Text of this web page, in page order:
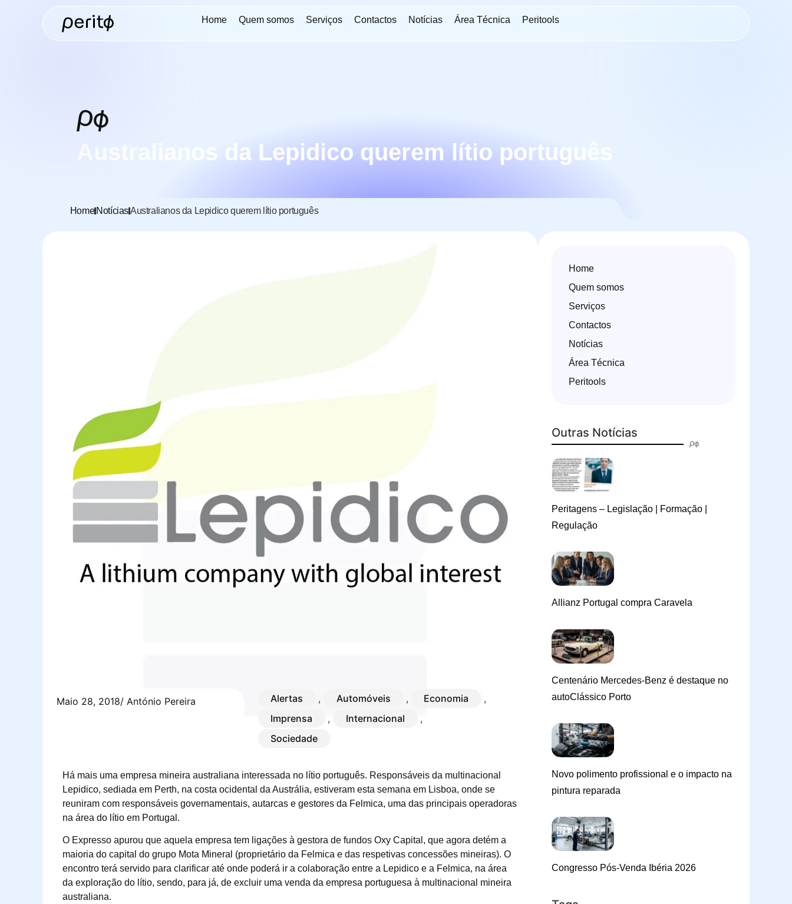
Home Quem somos Serviços Contactos Notícias Área Técnica Peritools
Australianos da Lepidico querem lítio português
Home NotíciasAustralianos da Lepidico querem lítio português
Maio 28, 2018/ António Pereira Alertas , Automóveis , Economia
,
Imprensa
, Internacional
,
Sociedade
Há mais uma empresa mineira australiana interessada no lítio português. Responsáveis da multinacional
Lepidico, sediada em Perth, na costa ocidental da Austrália, estiveram esta semana em Lisboa, onde se
reuniram com responsáveis governamentais, autarcas e gestores da Felmica, uma das principais operadoras
na área do lítio em Portugal.
O Expresso apurou que aquela empresa tem ligações à gestora de fundos Oxy Capital, que agora detém a
maioria do capital do grupo Mota Mineral (proprietário da Felmica e das respetivas concessões mineiras). O
encontro terá servido para clarificar até onde poderá ir a colaboração entre a Lepidico e a Felmica, na área
da exploração do lítio, sendo, para já, de excluir uma venda da empresa portuguesa à multinacional mineira
australiana.
Home
Quem somos
Serviços
Contactos
Notícias
Área Técnica
Peritools
Outras Notícias
Peritagens – Legislação | Formação |
Regulação
Allianz Portugal compra Caravela
Centenário Mercedes-Benz é destaque no
autoClássico Porto
Novo polimento profissional e o impacto na
pintura reparada
Congresso Pós-Venda Ibéria 2026